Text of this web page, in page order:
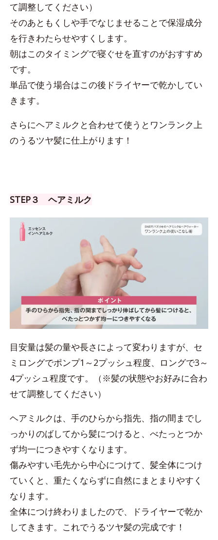
て調整してください）
そのあともくしや手でなじませることで保湿成分
を行きわたらせやすくします。
朝はこのタイミングで寝ぐせを直すのがおすすめ
です。
単品で使う場合はこの後ドライヤーで乾かしてい
きます。
さらにヘアミルクと合わせて使うとワンランク上
のうるツヤ髪に仕上がります！
STEP３ ヘアミルク
目安量は髪の量や長さによって変わりますが、セ
ミロングでポンプ1～2プッシュ程度、ロングで3～
4プッシュ程度です。（※髪の状態やお好みに合わ
せて調整してください）
ヘアミルクは、手のひらから指先、指の間までし
っかりのばしてから髪につけると、べたっとつか
ず均一につきやすくなります。
傷みやすい毛先から中心につけて、髪全体につけ
ていくと、重たくならずに自然にまとまりやすく
なります。
全体につけ終わりましたので、ドライヤーで乾か
してきます。これでうるツヤ髪の完成です！